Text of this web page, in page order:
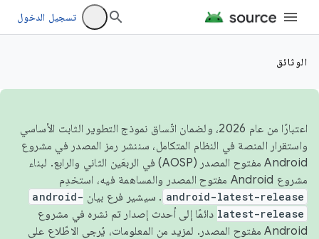
تسجيل الدخول
الوثائق
اعتبارًا من عام 2026، ولضمان اتّساق نموذج التطوير الثابت الأساسي
واستقرار المنصة في النظام المتكامل، سننشر رمز المصدر في مشروع
Android مفتوح المصدر (AOSP) في الربعَين الثاني والرابع. لبناء
مشروع Android مفتوح المصدر والمساهمة فيه، استخدِم
android-latest-release . سيشير فرع بيان android-
latest-release دائمًا إلى أحدث إصدار تم نشره في مشروع
Android مفتوح المصدر. لمزيد من المعلومات، يُرجى الاطّلاع على